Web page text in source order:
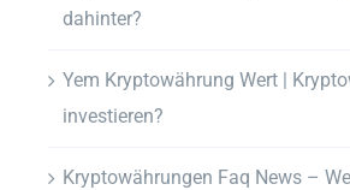
dahinter?
Yem Kryptowährung Wert |
investieren?
Kryptowährungen Faq News –